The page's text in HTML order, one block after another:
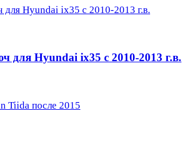
для Hyundai ix35 с 2010-2013 г.в.